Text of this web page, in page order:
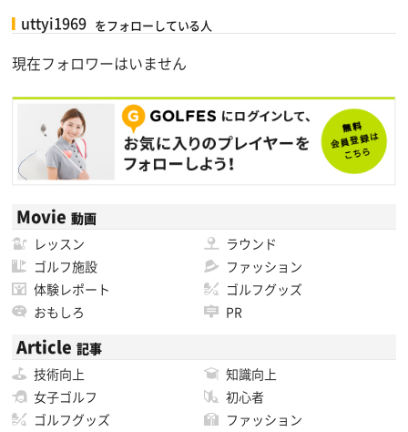
uttyi1969 をフォローしている人
現在フォロワーはいません
Movie 動画
レッスン
ラウンド
ゴルフ施設
ファッション
体験レポート
ゴルフグッズ
おもしろ
PR
Article 記事
技術向上
知識向上
女子ゴルフ
初心者
ゴルフグッズ
ファッション